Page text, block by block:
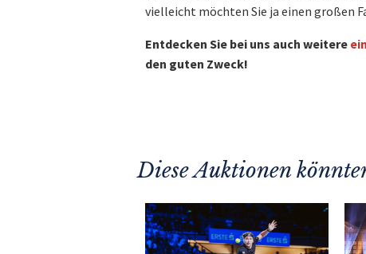
vielleicht möchten Sie ja einen großen
Entdecken Sie bei uns auch weitere
den guten Zweck!
Diese Auktionen